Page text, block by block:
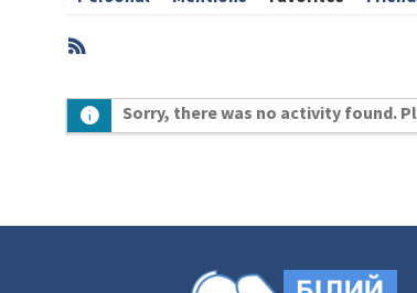
Activities
RSS
Sorry, there was no activity found.